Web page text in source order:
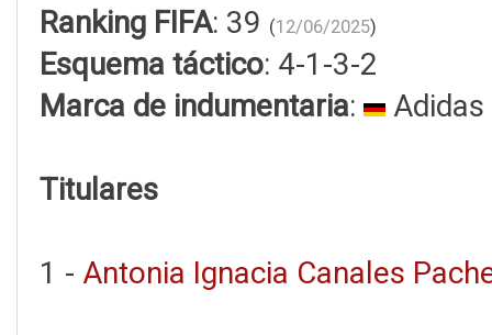
Ranking FIFA: 39 (12/06/2025)
Esquema táctico: 4-1-3-2
Marca de indumentaria: Adidas
Titulares
1 - Antonia Ignacia Canales